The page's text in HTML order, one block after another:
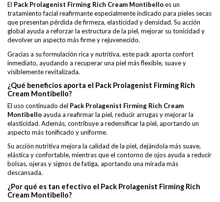
El Pack Prolagenist Firming Rich Cream Montibelloes un
tratamiento facial reafirmante especialmente indicado para pieles secas
que presentan pérdida de firmeza, elasticidad y densidad. Su acción
global ayuda a reforzar la estructura de la piel, mejorar su tonicidad y
devolver un aspecto más firme y rejuvenecido.
Gracias a su formulación rica y nutritiva, este pack aporta confort
inmediato, ayudando a recuperar una piel más flexible, suave y
visiblemente revitalizada.
¿Qué beneficios aporta el Pack Prolagenist Firming Rich
Cream Montibello?
El uso continuado del Pack Prolagenist Firming Rich Cream
Montibelloayuda a reafirmar la piel, reducir arrugas y mejorar la
elasticidad. Además, contribuye a redensificar la piel, aportando un
aspecto más tonificado y uniforme.
Su acción nutritiva mejora la calidad de la piel, dejándola más suave,
elástica y confortable, mientras que el contorno de ojos ayuda a reducir
bolsas, ojeras y signos de fatiga, aportando una mirada más
descansada.
¿Por qué es tan efectivo el Pack Prolagenist Firming Rich
Cream Montibello?